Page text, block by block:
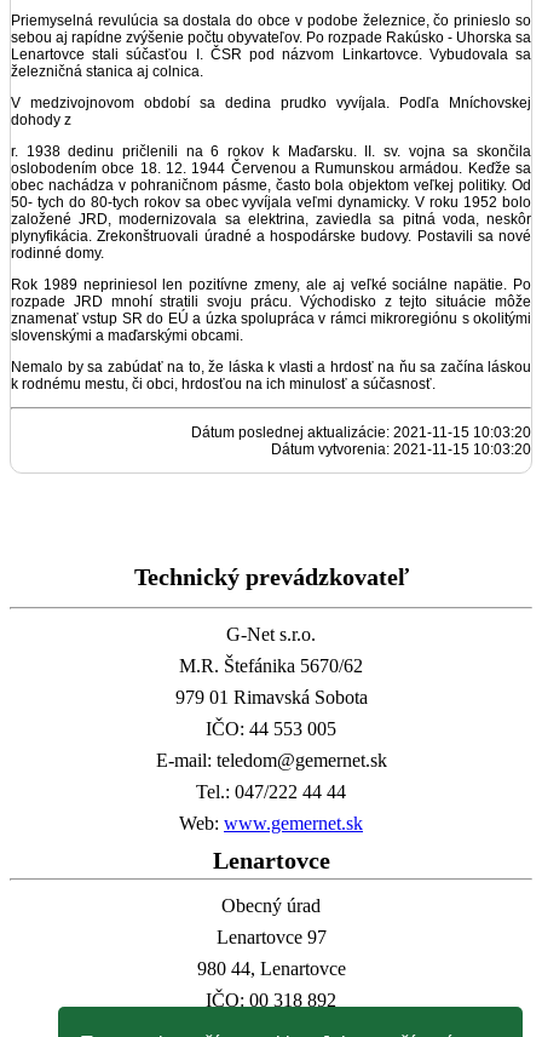
Priemyselná revulúcia sa dostala do obce v podobe železnice, čo prinieslo so
sebou aj rapídne zvýšenie počtu obyvateľov. Po rozpade Rakúsko - Uhorska sa
Lenartovce stali súčasťou I. ČSR pod názvom Linkartovce. Vybudovala sa
železničná stanica aj colnica.
V medzivojnovom období sa dedina prudko vyvíjala. Podľa Mníchovskej
dohody z
r. 1938 dedinu pričlenili na 6 rokov k Maďarsku. II. sv. vojna sa skončila
oslobodením obce 18. 12. 1944 Červenou a Rumunskou armádou. Keďže sa
obec nachádza v pohraničnom pásme, často bola objektom veľkej politiky. Od
50- tych do 80-tych rokov sa obec vyvíjala veľmi dynamicky. V roku 1952 bolo
založené JRD, modernizovala sa elektrina, zaviedla sa pitná voda, neskôr
plynyfikácia. Zrekonštruovali úradné a hospodárske budovy. Postavili sa nové
rodinné domy.
Rok 1989 nepriniesol len pozitívne zmeny, ale aj veľké sociálne napätie. Po
rozpade JRD mnohí stratili svoju prácu. Východisko z tejto situácie môže
znamenať vstup SR do EÚ a úzka spolupráca v rámci mikroregiónu s okolitými
slovenskými a maďarskými obcami.
Nemalo by sa zabúdať na to, že láska k vlasti a hrdosť na ňu sa začína láskou
k rodnému mestu, či obci, hrdosťou na ich minulosť a súčasnosť.
Dátum poslednej aktualizácie: 2021-11-15 10:03:20
Dátum vytvorenia: 2021-11-15 10:03:20
Technický prevádzkovateľ
G-Net s.r.o.
M.R. Štefánika 5670/62
979 01 Rimavská Sobota
IČO: 44 553 005
E-mail: teledom@gemernet.sk
Tel.: 047/222 44 44
Web: www.gemernet.sk
Lenartovce
Obecný úrad
Lenartovce 97
980 44, Lenartovce
IČO: 00 318 892
E-mail:
info@lenartovce.sk